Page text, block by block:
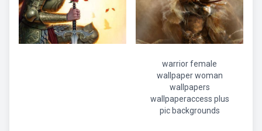
warrior female
wallpaper woman
wallpapers
wallpaperaccess plus
pic backgrounds